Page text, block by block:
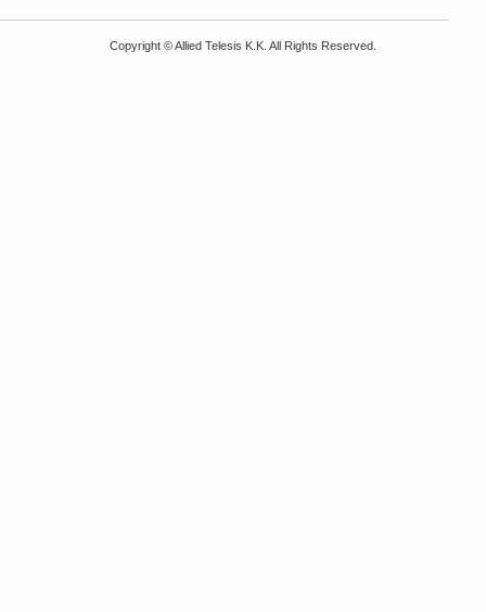
Copyright ©Allied Telesis K.K. All Rights Reserved.